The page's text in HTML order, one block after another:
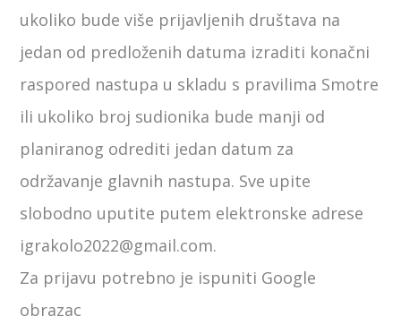
ukoliko bude više prijavljenih društava na
jedan od predloženih datuma izraditi konačni
raspored nastupa u skladu s pravilima Smotre
ili ukoliko broj sudionika bude manji od
planiranog odrediti jedan datum za
održavanje glavnih nastupa. Sve upite
slobodno uputite putem elektronske adrese
igrakolo2022@gmail.com.
Za prijavu potrebno je ispuniti Google
obrazac